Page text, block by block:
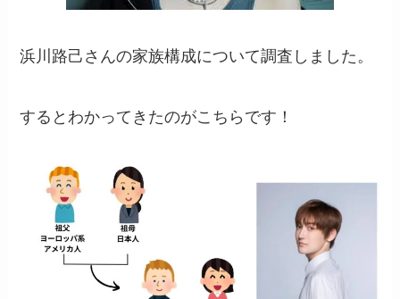
浜川路己さんの家族構成について調査しました。
するとわかってきたのがこちらです！